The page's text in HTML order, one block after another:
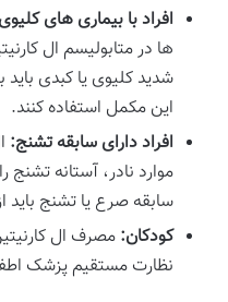
افراد با بیماری های
ها در متابولیسم ال
شدید کلیوی یا کبدی
این مکمل استفاده کنند.
افراد دارای سابقه تشنج:
موارد نادر، آستانه تشنج
سابقه صرع یا تشنج
کودکان:مصرف ال
نظارت مستقیم پزشک